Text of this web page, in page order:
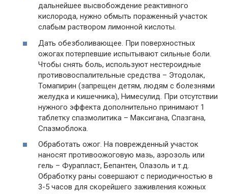
дальнейшее высвобождение реактивного
кислорода, нужно обмыть пораженный участок
слабым раствором лимонной кислоты.
Дать обезболивающее. При поверхностных
ожогах потерпевшие испытывают сильные боли.
Чтобы снять боль, используют нестероидные
противовоспалительные средства – Этодолак,
Томапирин (запрещен детям, людям с болезнями
желудка и кишечника), Нимесулид. При отсутствии
нужного эффекта дополнительно принимают 1
таблетку спазмолитика – Максигана, Спазгана,
Спазмоблока.
Обработать ожог. На поврежденный участок
наносят противоожоговую мазь, аэрозоль или
гель – Фурапласт, Бепантен, Олазоль и т.д.
Обработку раны совершают с периодичностью в
3-5 часов для скорейшего заживления кожных